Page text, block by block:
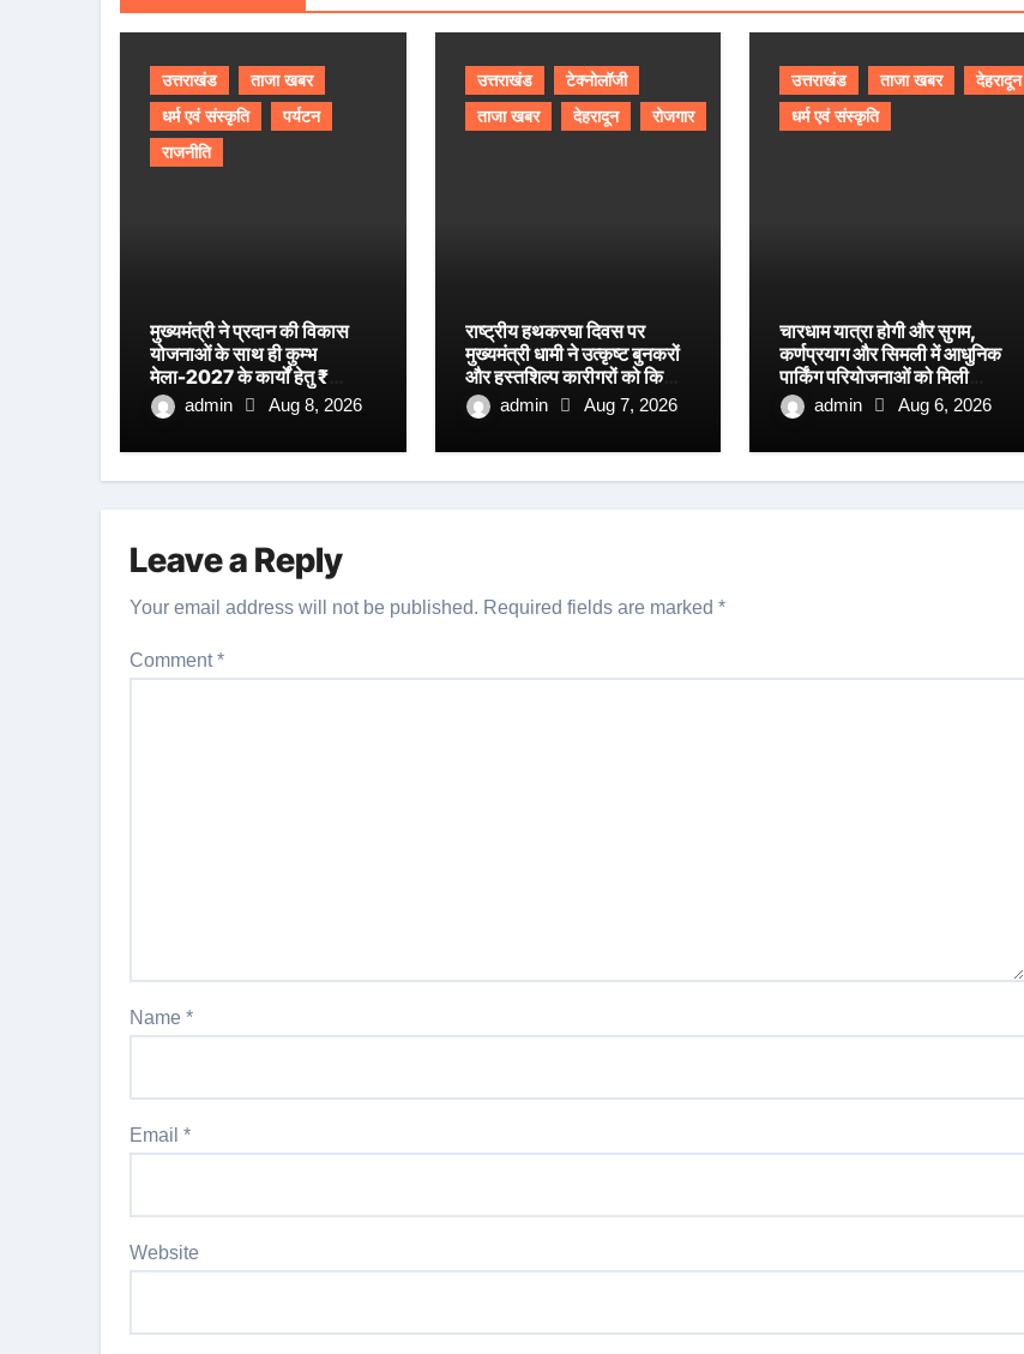
उत्तराखंड
ताजा खबर
धर्म एवं संस्कृति
पर्यटन
राजनीति
मुख्यमंत्री ने प्रदान की विकास
योजनाओं के साथ ही कुम्भ
मेला-2027 के कार्यों हेतु ₹
80.96 करोड़ की वित्तीय
स्वीकृति।
admin Aug 8, 2026
उत्तराखंड
टेक्नोलॉजी
ताजा खबर
देहरादून रोजगार
राष्ट्रीय हथकरघा दिवस पर
मुख्यमंत्री धामी ने उत्कृष्ट बुनकरों
और हस्तशिल्प कारीगरों को किया
सम्मानितadmin Aug 7, 2026
उत्तराखंड ताजा खबर
देहरादून
धर्म एवं संस्कृति
चारधाम यात्रा होगी और सुगम,
कर्णप्रयाग और सिमली में आधुनिक
पार्किंग परियोजनाओं को मिली
रफ्तारadmin Aug 6, 2026
Leave a Reply
Your email address will not be published. Required fields are marked *
Comment*
Name *
Email *
Website